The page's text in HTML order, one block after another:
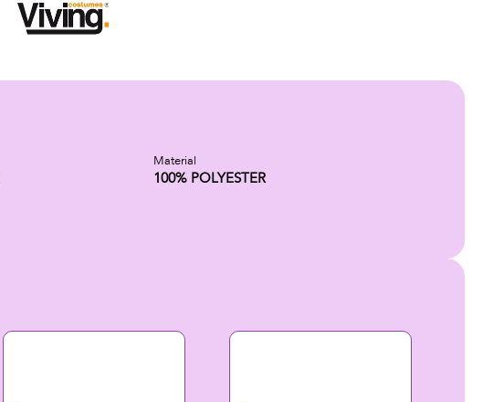
Material
100% POLYESTER